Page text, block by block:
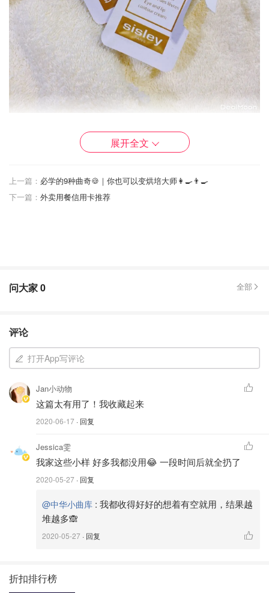
⭐️高滋润度的同时也不闷脂肪粒，好评！
⭐️有抗氧化效果
⭐️适合抗初老的眼部肌肤。
图片来自@中华小曲库
展开全文
上一篇： 必学的9种曲奇🍪｜你也可以变烘培大师👩‍🍳👨‍🍳
下一篇： 外卖用餐信用卡推荐
问大家0 全部
评论
打开App写评论
Jan小动物
这篇太有用了！我收藏起来
2020-06-17 · 回复
Jessica雯
我家这些小样 好多我都没用😂 一段时间后就全扔了
2020-05-27 · 回复
@中华小曲库 : 我都收得好好的想着有空就用，结果越
堆越多🙈
2020-05-27 · 回复
折扣排行榜